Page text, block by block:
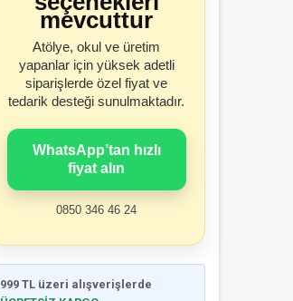
mevcuttur
Atölye, okul ve üretim
yapanlar için yüksek adetli
siparişlerde özel fiyat ve
tedarik desteği sunulmaktadır.
WhatsApp’tan hızlı
fiyat alın
0850 346 46 24
999 TL üzeri alışverişlerde